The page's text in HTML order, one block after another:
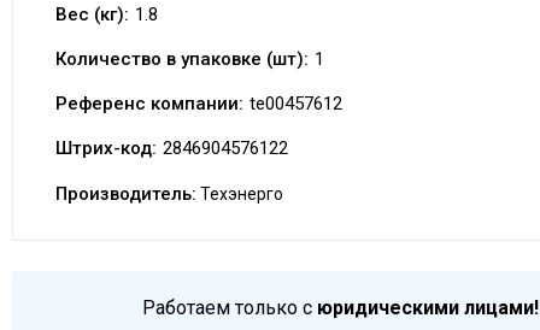
Вес (кг): 1.8
Количество в упаковке (шт): 1
Референс компании: te00457612
Штрих-код: 2846904576122
Производитель: Техэнерго
Работаем только с юридическими лицами!